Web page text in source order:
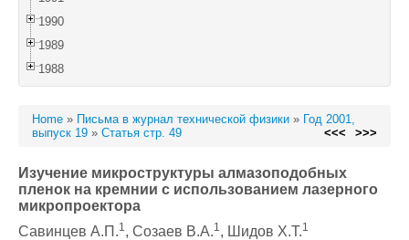
1990
1989
1988
Home » Письма в журнал технической физики » Год 2001,
выпуск 19 » Статья стр. 49 <<< >>>
Изучение микроструктуры алмазоподобных
пленок на кремнии с использованием лазерного
микропроектора
Савинцев А.П.1, Созаев В.А.1, Шидов Х.Т.1